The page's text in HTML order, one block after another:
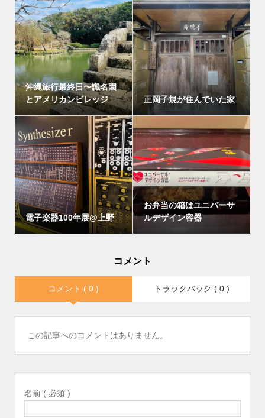
沖縄旅行最終日〜識名園
とアメリカンビレッジ
正岡子規が住んでいた家
電子楽器100年展@上野
お弁当の箱はユニバーサ
ルデザイン容器
コメント
コメント ( 0 ) トラックバック ( 0 )
この記事へのコメントはありません。
名前 ( 必須 )